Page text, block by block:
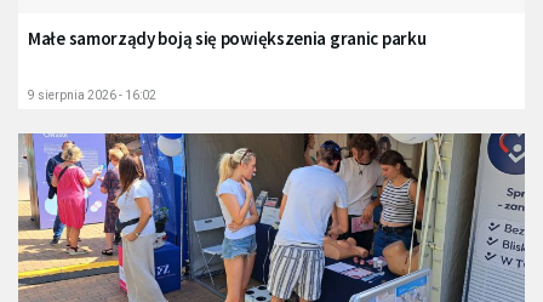
Małe samorządy boją się powiększenia granic parku
9 sierpnia 2026 - 16:02